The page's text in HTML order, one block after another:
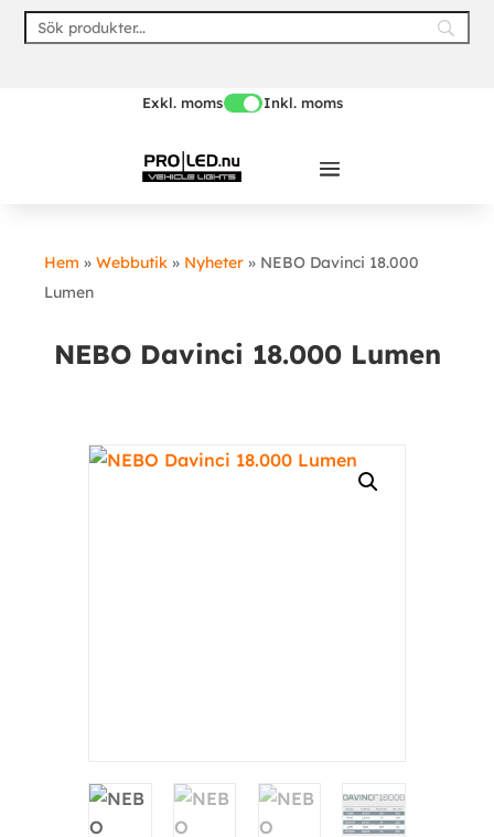
Skip
Exkl. moms Inkl. moms
Hem » Webbutik » Nyheter » NEBO Davinci 18.000
Lumen
NEBO Davinci 18.000 Lumen